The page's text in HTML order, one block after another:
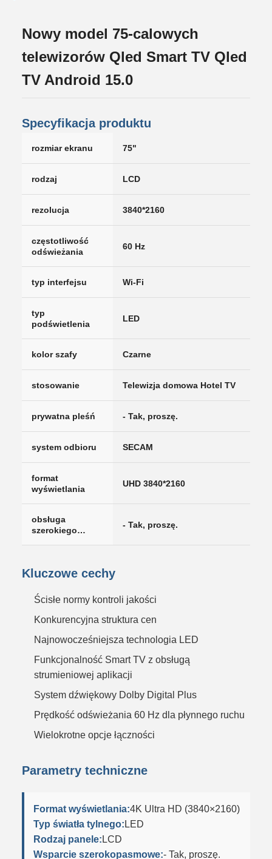
Nowy model 75-calowych
telewizorów Qled Smart TV Qled
TV Android 15.0
Specyfikacja produktu
rozmiar ekranu 75"
rodzaj LCD
rezolucja 3840*2160
częstotliwość
odświeżania
60 Hz
typ interfejsu Wi-Fi
typ
podświetlenia
LED
kolor szafy Czarne
stosowanie Telewizja domowa Hotel TV
prywatna pleśń - Tak, proszę.
system odbioru SECAM
format
wyświetlania
UHD 3840*2160
obsługa
szerokiego
- Tak, proszę.
Kluczowe cechy
Ścisłe normy kontroli jakości
Konkurencyjna struktura cen
Najnowocześniejsza technologia LED
Funkcjonalność Smart TV z obsługą
strumieniowej aplikacji
System dźwiękowy Dolby Digital Plus
Prędkość odświeżania 60 Hz dla płynnego ruchu
Wielokrotne opcje łączności
Parametry techniczne
Format wyświetlania:4K Ultra HD (3840×2160)
Typ światła tylnego:LED
Rodzaj panele:LCD
Wsparcie szerokopasmowe:- Tak, proszę.